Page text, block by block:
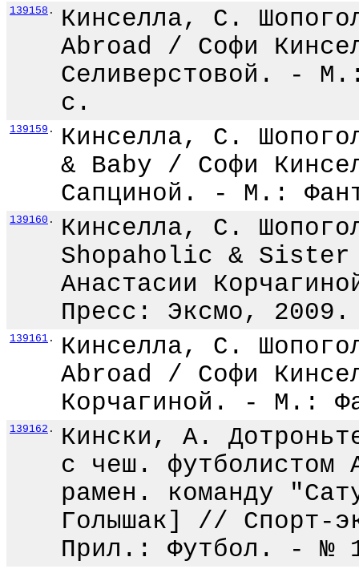
139158 .
Кинселла, С.
Abroad / Софи
Селиверстовой. -
с.
139159 .
Кинселла, С.
& Baby / Софи
Сапциной. - М.:
139160 .
Кинселла, С.
Shopaholic &
Анастасии
Пресс: Эксмо,
139161 .
Кинселла, С.
Abroad / Софи
Корчагиной. - М.:
139162 .
Кински, А.
с чеш. футболистом
рамен. команду
Голышак] // Спорт-
Прил.: Футбол. -